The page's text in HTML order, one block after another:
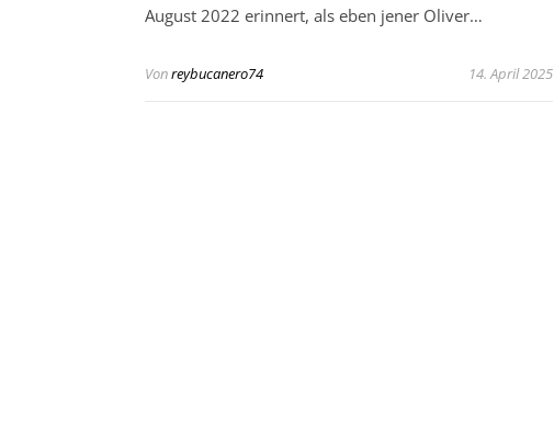
August 2022 erinnert, als eben jener Oliver…
Vonreybucanero74 14. April 2025